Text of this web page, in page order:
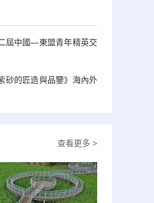
屆中國—東盟青年精英交
砂的匠造與品鑒》海內外
查看更多 >